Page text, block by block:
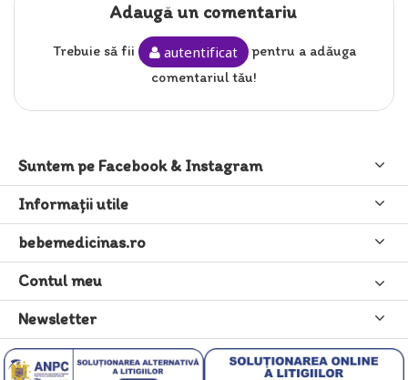
Adaugă un comentariu
Trebuie să fii autentificat
pentru a adăuga
comentariul tău!
Suntem pe Facebook & Instagram
Informaţii utile
bebemedicinas.ro
Contul meu
Newsletter